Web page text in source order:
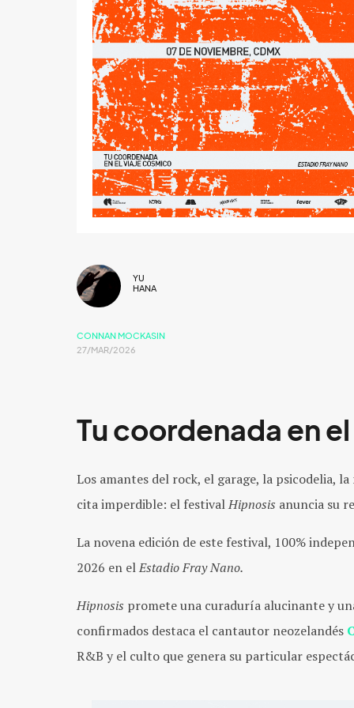
YU
HANA
CONNAN MOCKASIN
27/MAR/2026
Tu coordenada en
Los amantes del rock, el garage, la psicodelia,
cita imperdible: el festivalHipnosis anuncia su
La novena edición de este festival, 100%
2026 en elEstadio Fray Nano.
Hipnosis promete una curaduría alucinante y
confirmados destaca el cantautor neozelandés
R&B y el culto que genera su particular